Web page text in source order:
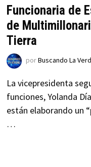
Funcionaria de
de
Tierra
porBuscando La
La vicepresidenta
funciones, Yolanda
están elaborando un
…